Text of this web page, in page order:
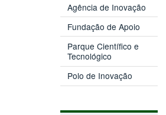
Agência de Inovação
em
janela)
Fundação de Apoio
em
Parque Científico e
Tecnológico
em
nova
janela)
Polo de Inovação
em